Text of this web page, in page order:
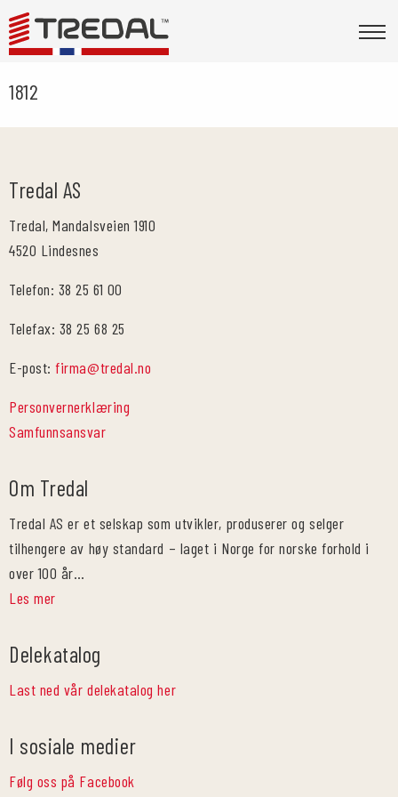
1812
Tredal AS
Tredal, Mandalsveien 1910
4520 Lindesnes
Telefon: 38 25 61 00
Telefax: 38 25 68 25
E-post:firma@tredal.no
Personvernerklæring
Samfunnsansvar
Om Tredal
Tredal AS er et selskap som utvikler, produserer og selger
tilhengere av høy standard – laget i Norge for norske forhold i
over 100 år…
Les mer
Delekatalog
Last ned vår delekatalog her
I sosiale medier
Følg oss på Facebook